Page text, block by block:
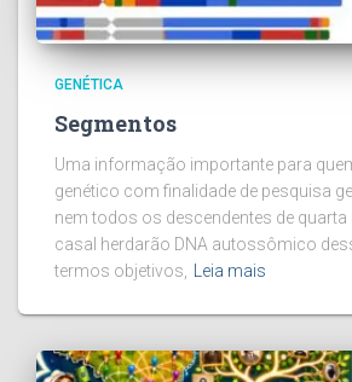
GENÉTICA
Segmentos
Uma informação importante para
genético com finalidade de pesquisa
nem todos os descendentes de quarta
casal herdarão DNA autossômico
termos objetivos, Leia mais